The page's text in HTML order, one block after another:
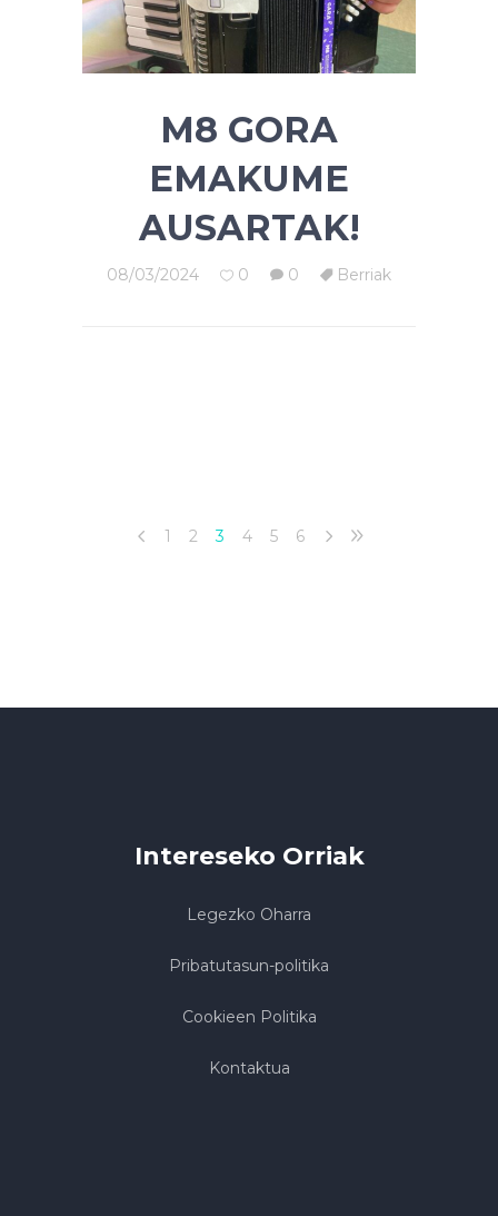
M8 GORA
EMAKUME
AUSARTAK!
08/03/2024 0 0 Berriak
1 2 3 4 5 6
Intereseko Orriak
Legezko Oharra
Pribatutasun-politika
Cookieen Politika
Kontaktua